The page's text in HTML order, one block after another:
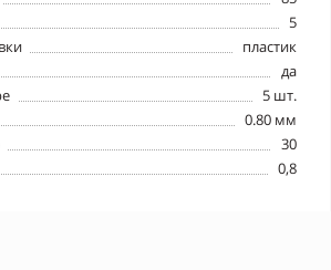
5
пластик
да
5 шт.
0.80 мм
30
0,8